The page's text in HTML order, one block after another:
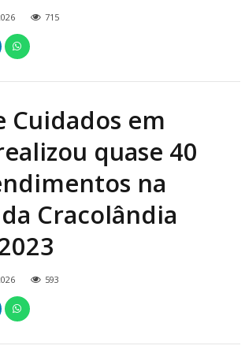
715
Cuidados em
quase 40
na
Cracolândia
593